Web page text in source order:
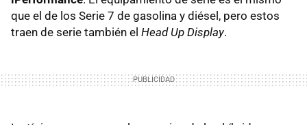
que el de los Serie 7 de gasolina y diésel, pero estos
traen de serie también el Head Up Display.